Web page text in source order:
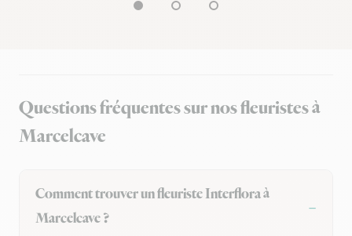
Questions fréquentes sur nos fleuristes à
Marcelcave
Comment trouver un fleuriste Interflora à
Marcelcave ?